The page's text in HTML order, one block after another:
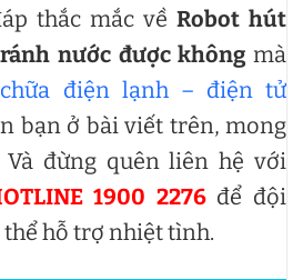
thắc mắc về Robot hút
nước được không mà
điện lạnh – điện tử
bạn ở bài viết trên, mong
đừng quên liên hệ với
1900 2276để đội
hỗ trợ nhiệt tình.